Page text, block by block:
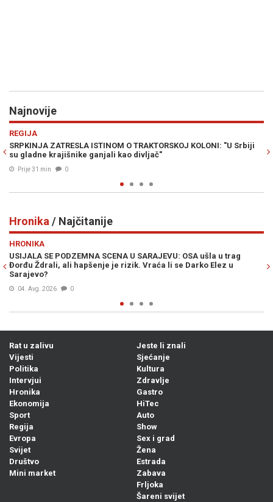
Najnovije
O TRAKTORSKOJ KOLONI: "U Srbiji
divljač"
NUKLEARNA OPCIJA NA
katastrofalan scenario u ratu
Hronika / Najčitanije
U SARAJEVU: OSA ušla u trag
je rizik. Vraća li se Darko Elez u
"AKO ŽELITE ZAVRŠITI U
potukao na plaži, kamere
Rat u zalivu
Vijesti
Politika
Intervjui
Hronika
Ekonomija
Sport
Regija
Evropa
Svijet
Društvo
Mini market
Jeste li znali
Sjećanje
Kultura
Zdravlje
Gastro
HiTec
Auto
Show
Sex i grad
Žena
Estrada
Zabava
Frljoka
Šareni svijet